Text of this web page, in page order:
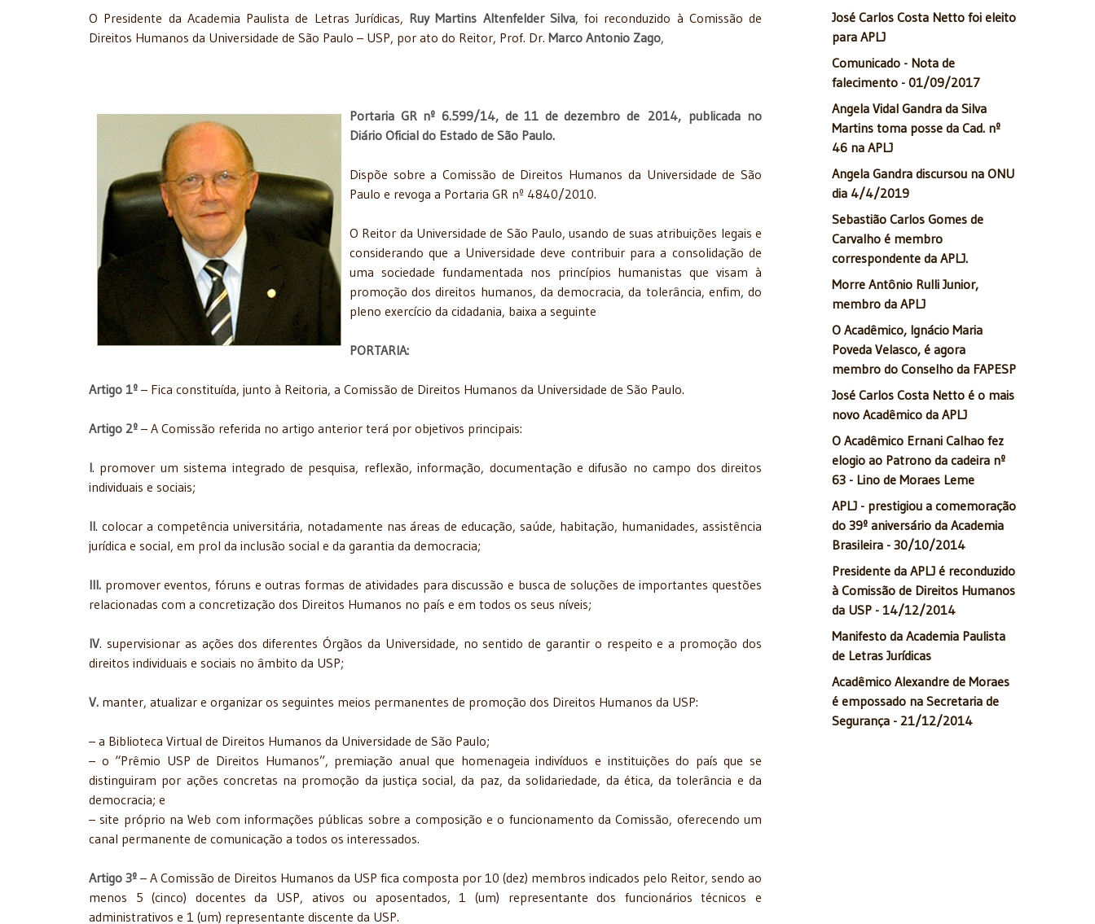
O Presidente da Academia Paulista de Letras Jurídicas, Ruy Martins Altenfelder Silva, foi reconduzido à Comissão de
Direitos Humanos da Universidade de São Paulo – USP, por ato do Reitor, Prof. Dr. Marco Antonio Zago,
Portaria GR nº 6.599/14, de 11 de dezembro de 2014, publicada no
Diário Oficial do Estado de São Paulo.
Dispõe sobre a Comissão de Direitos Humanos da Universidade de São
Paulo e revoga a Portaria GR nº 4840/2010.
O Reitor da Universidade de São Paulo, usando de suas atribuições legais e
considerando que a Universidade deve contribuir para a consolidação de
uma sociedade fundamentada nos princípios humanistas que visam à
promoção dos direitos humanos, da democracia, da tolerância, enfim, do
pleno exercício da cidadania, baixa a seguinte
PORTARIA:
Artigo 1º – Fica constituída, junto à Reitoria, a Comissão de Direitos Humanos da Universidade de São Paulo.
Artigo 2º – A Comissão referida no artigo anterior terá por objetivos principais:
I. promover um sistema integrado de pesquisa, reflexão, informação, documentação e difusão no campo dos direitos
individuais e sociais;
II. colocar a competência universitária, notadamente nas áreas de educação, saúde, habitação, humanidades, assistência
jurídica e social, em prol da inclusão social e da garantia da democracia;
III. promover eventos, fóruns e outras formas de atividades para discussão e busca de soluções de importantes questões
relacionadas com a concretização dos Direitos Humanos no país e em todos os seus níveis;
IV. supervisionar as ações dos diferentes Órgãos da Universidade, no sentido de garantir o respeito e a promoção dos
direitos individuais e sociais no âmbito da USP;
V. manter, atualizar e organizar os seguintes meios permanentes de promoção dos Direitos Humanos da USP:
– a Biblioteca Virtual de Direitos Humanos da Universidade de São Paulo;
– o “Prêmio USP de Direitos Humanos”, premiação anual que homenageia indivíduos e instituições do país que se
distinguiram por ações concretas na promoção da justiça social, da paz, da solidariedade, da ética, da tolerância e da
democracia; e
– site próprio na Web com informações públicas sobre a composição e o funcionamento da Comissão, oferecendo um
canal permanente de comunicação a todos os interessados.
Artigo 3º – A Comissão de Direitos Humanos da USP fica composta por 10 (dez) membros indicados pelo Reitor, sendo ao
menos 5 (cinco) docentes da USP, ativos ou aposentados, 1 (um) representante dos funcionários técnicos e
administrativos e 1 (um) representante discente da USP.
José Carlos Costa Netto foi eleito
para APLJ
Comunicado - Nota de
falecimento - 01/09/2017
Angela Vidal Gandra da Silva
Martins toma posse da Cad. nº
46 na APLJ
Angela Gandra discursou na ONU
dia 4/4/2019
Sebastião Carlos Gomes de
Carvalho é membro
correspondente da APLJ.
Morre Antônio Rulli Junior,
membro da APLJ
O Acadêmico, Ignácio Maria
Poveda Velasco, é agora
membro do Conselho da FAPESP
José Carlos Costa Netto é o mais
novo Acadêmico da APLJ
O Acadêmico Ernani Calhao fez
elogio ao Patrono da cadeira nº
63 - Lino de Moraes Leme
APLJ - prestigiou a comemoração
do 39º aniversário da Academia
Brasileira - 30/10/2014
Presidente da APLJ é reconduzido
à Comissão de Direitos Humanos
da USP - 14/12/2014
Manifesto da Academia Paulista
de Letras Jurídicas
Acadêmico Alexandre de Moraes
é empossado na Secretaria de
Segurança - 21/12/2014